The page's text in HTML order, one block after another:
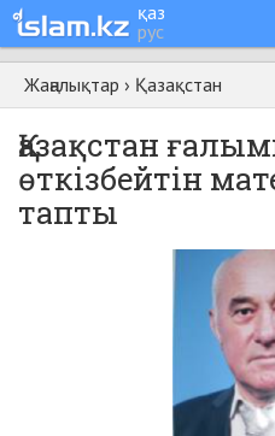
қаз
рус
Жаңалықтар › Қазақстан
Қазақстан
өткізбейтін
тапты